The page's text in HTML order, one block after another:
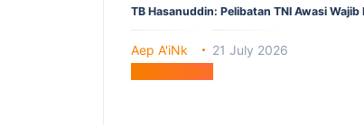
TB Hasanuddin: Pelibatan TNI Awasi
Aep A'iNk 21 July 2026
Berita Utama